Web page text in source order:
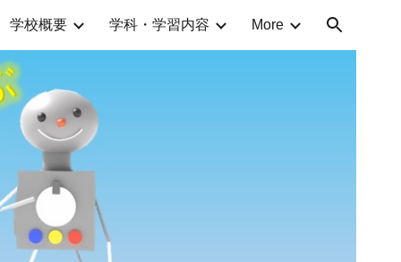
学校概要 学科・学習内容 More